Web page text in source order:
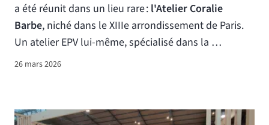
a été réunit dans un lieu rare : l'Atelier Coralie
Barbe, niché dans le XIIIe arrondissement de Paris.
Un atelier EPV lui-même, spécialisé dans la …
26 mars 2026